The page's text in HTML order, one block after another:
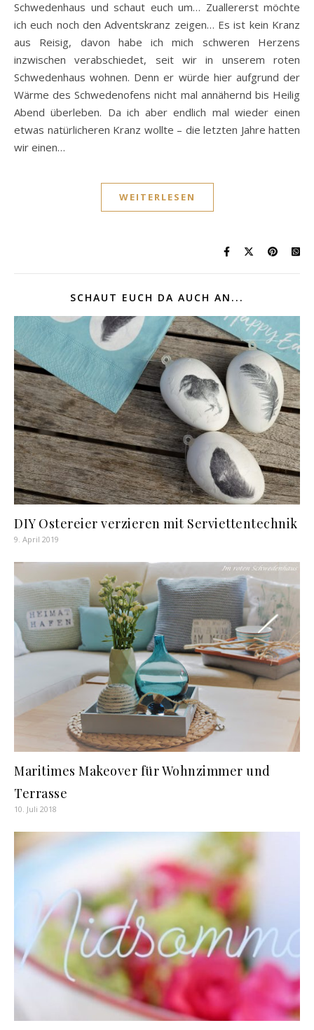
Schwedenhaus und schaut euch um… Zuallererst möchte
ich euch noch den Adventskranz zeigen… Es ist kein Kranz
aus Reisig, davon habe ich mich schweren Herzens
inzwischen verabschiedet, seit wir in unserem roten
Schwedenhaus wohnen. Denn er würde hier aufgrund der
Wärme des Schwedenofens nicht mal annähernd bis Heilig
Abend überleben. Da ich aber endlich mal wieder einen
etwas natürlicheren Kranz wollte – die letzten Jahre hatten
wir einen…
WEITERLESEN
SCHAUT EUCH DA AUCH AN...
DIY Ostereier verzieren mit Serviettentechnik
9. April 2019
Maritimes Makeover für Wohnzimmer und
Terrasse
10. Juli 2018